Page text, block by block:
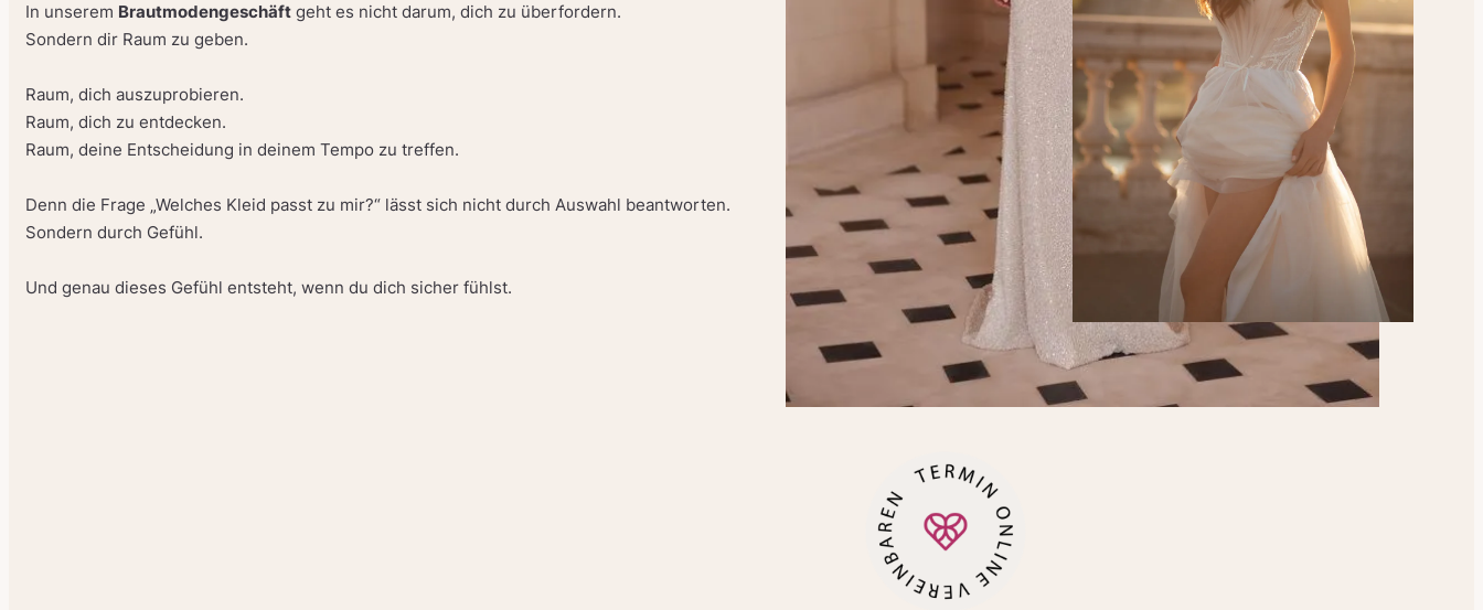
In unserem Brautmodengeschäft geht es nicht darum, dich zu überfordern.
Sondern dir Raum zu geben.
Raum, dich auszuprobieren.
Raum, dich zu entdecken.
Raum, deine Entscheidung in deinem Tempo zu treffen.
Denn die Frage „Welches Kleid passt zu mir?“ lässt sich nicht durch Auswahl beantworten.
Sondern durch Gefühl.
Und genau dieses Gefühl entsteht, wenn du dich sicher fühlst.